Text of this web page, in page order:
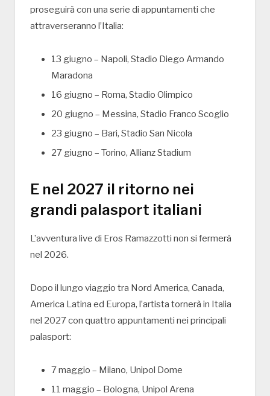
proseguirà con una serie di appuntamenti che
attraverseranno l’Italia:
13 giugno – Napoli, Stadio Diego Armando
Maradona
16 giugno – Roma, Stadio Olimpico
20 giugno – Messina, Stadio Franco Scoglio
23 giugno – Bari, Stadio San Nicola
27 giugno – Torino, Allianz Stadium
E nel 2027 il ritorno nei
grandi palasport italiani
L’avventura live di Eros Ramazzotti non si fermerà
nel 2026.
Dopo il lungo viaggio tra Nord America, Canada,
America Latina ed Europa, l’artista tornerà in Italia
nel 2027 con quattro appuntamenti nei principali
palasport:
7 maggio – Milano, Unipol Dome
11 maggio – Bologna, Unipol Arena